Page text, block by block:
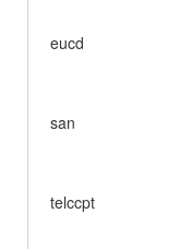
eucd
san
telccpt